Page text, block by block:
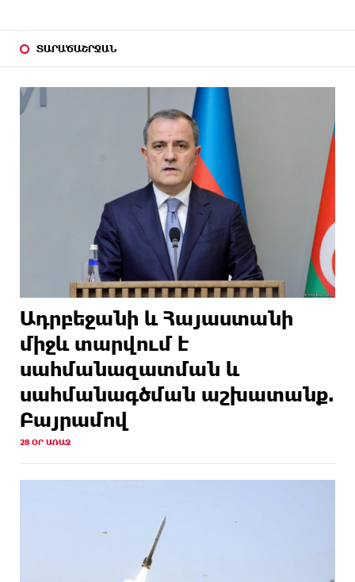
ՏԱՐԱԾԱՇՐՋԱՆ
Ադրբեջանի և Հայաստանի
միջև տարվում է
սահմանազատման և
սահմանագծման աշխատանք.
Բայրամով
28 ՕՐ ԱՌԱՋ